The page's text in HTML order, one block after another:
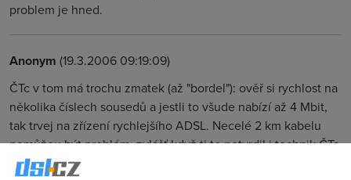
problem je hned.
Anonym (19.3.2006 09:19:09)
ČTc v tom má trochu zmatek (až "bordel"): ověř si rychlost na
několika číslech sousedů a jestli to všude nabízí až 4 Mbit,
tak trvej na zřízení rychlejšího ADSL. Necelé 2 km kabelu
nemůžou být problém, zvlášť když ti to potvrdil i technik ČTc
při montáži. On zná síť v dané lokalitě a linku určitě měřil.